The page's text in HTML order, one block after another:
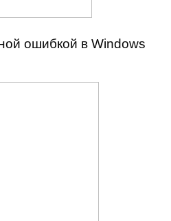
ошибкой в Windows